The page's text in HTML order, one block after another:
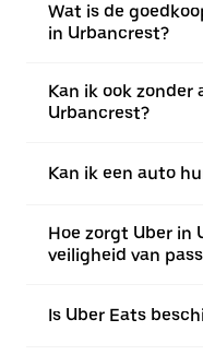
Wat is de
in Urbancrest?
Kan ik ook zonder
Urbancrest?
Kan ik een auto
Hoe zorgt Uber in
veiligheid van
Is Uber Eats